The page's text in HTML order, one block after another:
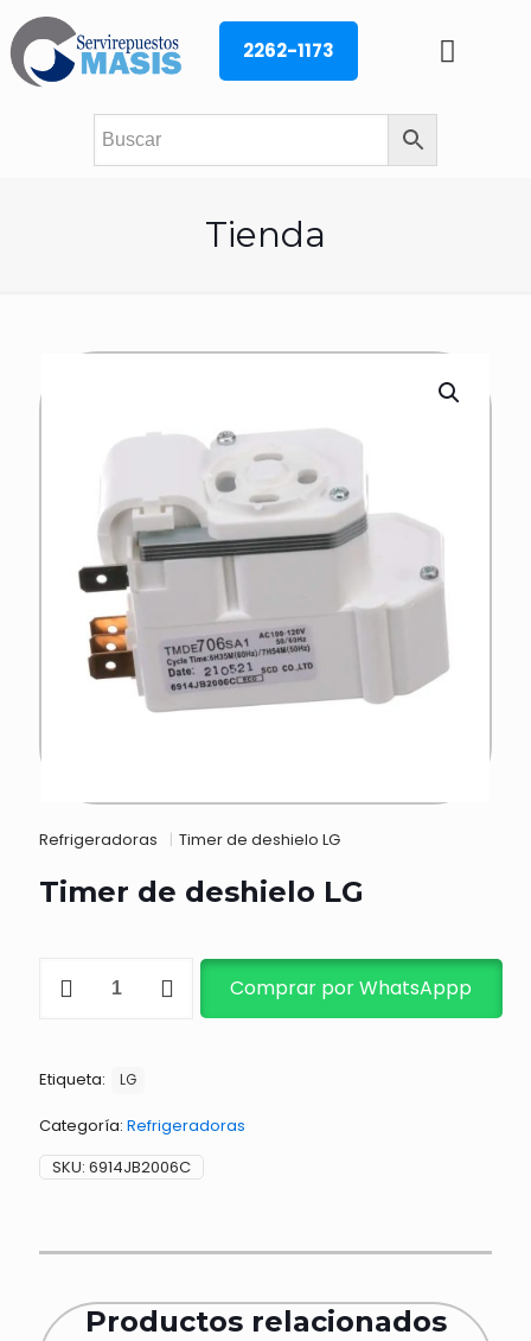
2262-1173
Tienda
Refrigeradoras Timer de deshielo LG
Timer de deshielo LG
Comprar por WhatsAppp
Etiqueta: LG
Categoría: Refrigeradoras
SKU: 6914JB2006C
Productos relacionados